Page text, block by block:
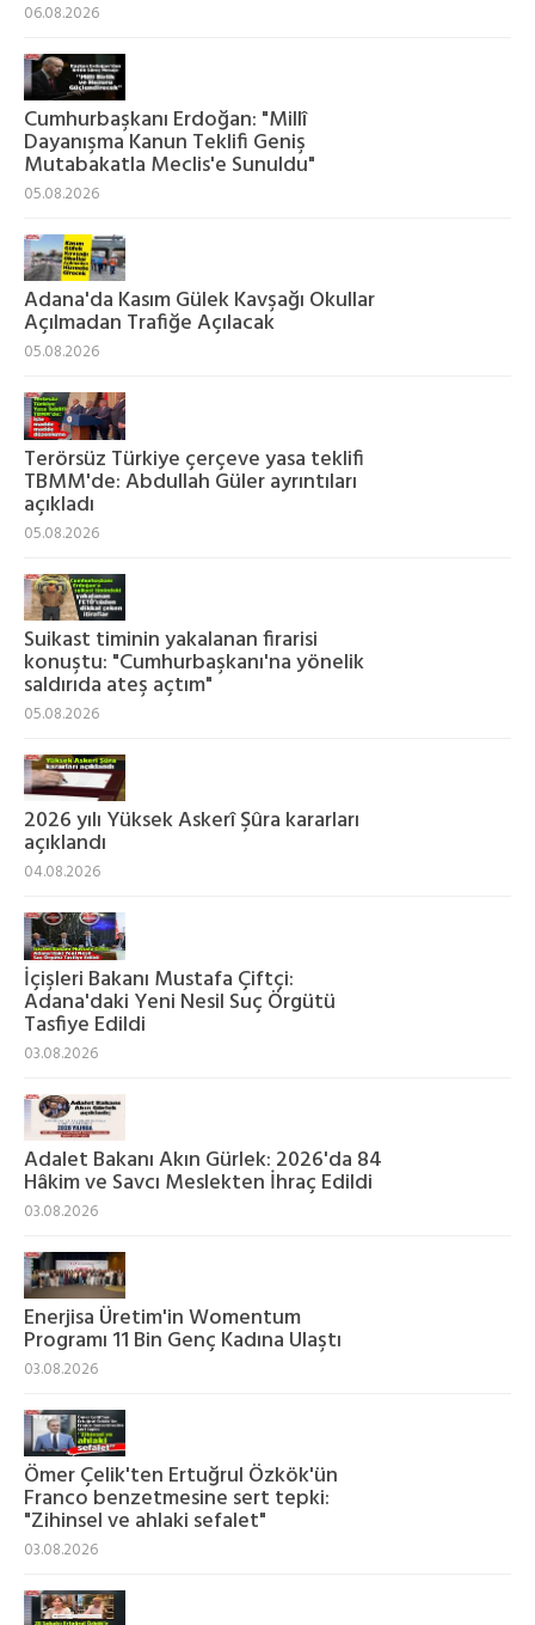
06.08.2026
Cumhurbaşkanı Erdoğan: "Millî
Dayanışma Kanun Teklifi Geniş
Mutabakatla Meclis'e Sunuldu"
05.08.2026
Adana'da Kasım Gülek Kavşağı Okullar
Açılmadan Trafiğe Açılacak
05.08.2026
Terörsüz Türkiye çerçeve yasa teklifi
TBMM'de: Abdullah Güler ayrıntıları
açıkladı
05.08.2026
Suikast timinin yakalanan firarisi
konuştu: "Cumhurbaşkanı'na yönelik
saldırıda ateş açtım"
05.08.2026
2026 yılı Yüksek Askerî Şûra kararları
açıklandı
04.08.2026
İçişleri Bakanı Mustafa Çiftçi:
Adana'daki Yeni Nesil Suç Örgütü
Tasfiye Edildi
03.08.2026
Adalet Bakanı Akın Gürlek: 2026'da 84
Hâkim ve Savcı Meslekten İhraç Edildi
03.08.2026
Enerjisa Üretim'in Womentum
Programı 11 Bin Genç Kadına Ulaştı
03.08.2026
Ömer Çelik'ten Ertuğrul Özkök'ün
Franco benzetmesine sert tepki:
"Zihinsel ve ahlaki sefalet"
03.08.2026